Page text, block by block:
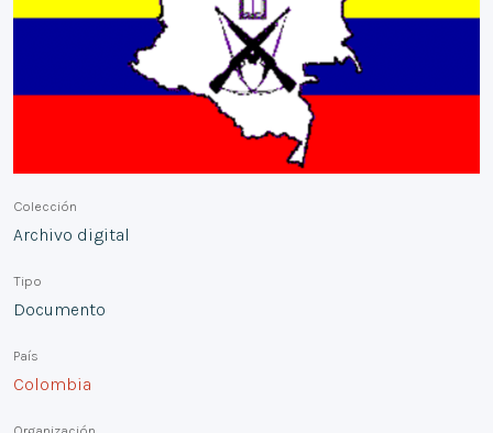
Colección
Archivo digital
Tipo
Documento
País
Colombia